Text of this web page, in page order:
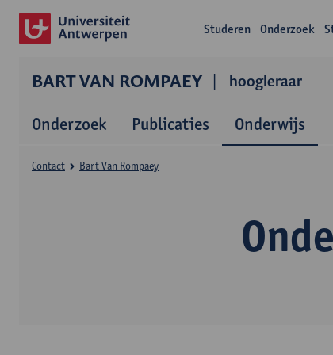
Studeren Onderzoek
BART VAN ROMPAEY hoogleraar
Onderzoek Publicaties Onderwijs
Contact Bart Van Rompaey